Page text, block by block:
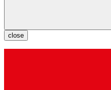
close